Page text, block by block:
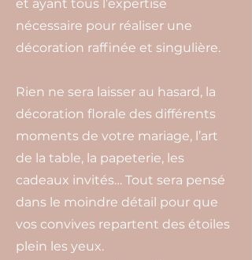
et ayant tous l’expertise
nécessaire pour réaliser une
décoration raffinée et singulière.
Rien ne sera laisser au hasard, la
décoration florale des différents
moments de votre mariage, l’art
de la table, la papeterie, les
cadeaux invités… Tout sera pensé
dans le moindre détail pour que
vos convives repartent des étoiles
plein les yeux.